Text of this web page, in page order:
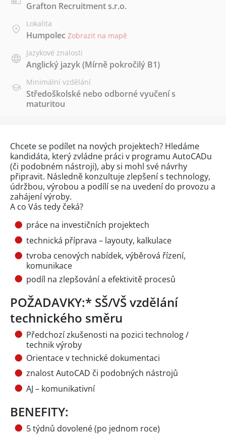
Grafton Recruitment s.r.o.
Lokalita
Humpolec Zobrazit na mapě
Jazykové znalosti
Anglický jazyk(Mírně pokročilý B1)
Minimální vzdělání
Středoškolské nebo odborné vyučení s
maturitou
Chcete se podílet na nových projektech? Hledáme
kandidáta, který zvládne práci v programu AutoCADu
(či podobném nástroji), aby si mohl své návrhy
připravit. Následně konzultuje zlepšení s technology,
údržbou, výrobou a podílí se na uvedení do provozu a
zahájení výroby.
A co Vás tedy čeká?
práce na investičních projektech
technická příprava – layouty, kalkulace
tvroba cenových nabídek, výběrová řízení,
komunikace
podíl na zlepšování a efektivitě procesů
POŽADAVKY:* SŠ/VŠ vzdělání
technického směru
Předchozí zkušenosti na pozici technolog /
technik výroby
Orientace v technické dokumentaci
znalost AutoCAD či podobných nástrojů
AJ – komunikativní
BENEFITY:
5 týdnů dovolené (po jednom roce)